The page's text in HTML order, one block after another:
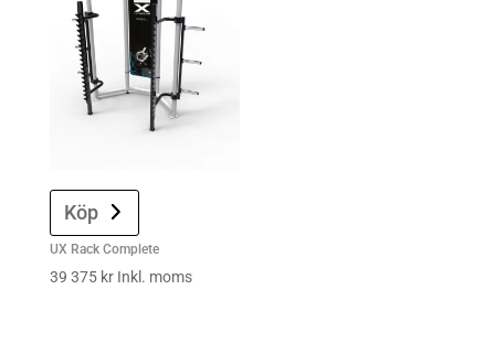
Köp
UX Rack Complete
39 375 kr Inkl. moms